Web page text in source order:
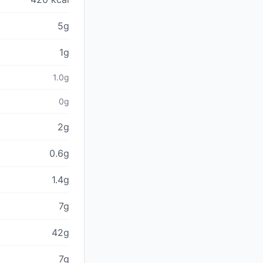
5g
1g
1.0g
0g
2g
0.6g
1.4g
7g
42g
7g